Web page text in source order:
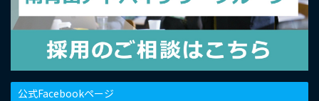
公式Facebookページ